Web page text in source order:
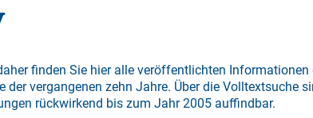
finden Sie hier alle veröffentlichten Informationen
der vergangenen zehn Jahre. Über die Volltextsuche
rückwirkend bis zum Jahr 2005 auffindbar.